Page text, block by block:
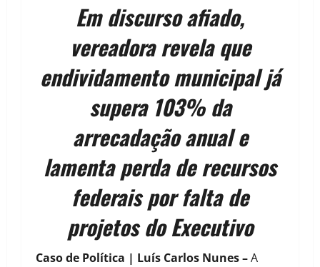
Em discurso afiado,
vereadora revela que
endividamento municipal já
supera 103% da
arrecadação anual e
lamenta perda de recursos
federais por falta de
projetos do Executivo
Caso de Política | Luís Carlos Nunes –A